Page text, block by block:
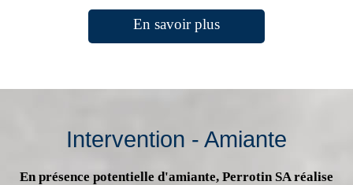
En savoir plus
Intervention - Amiante
En présence potentielle d'amiante, Perrotin SA réalise